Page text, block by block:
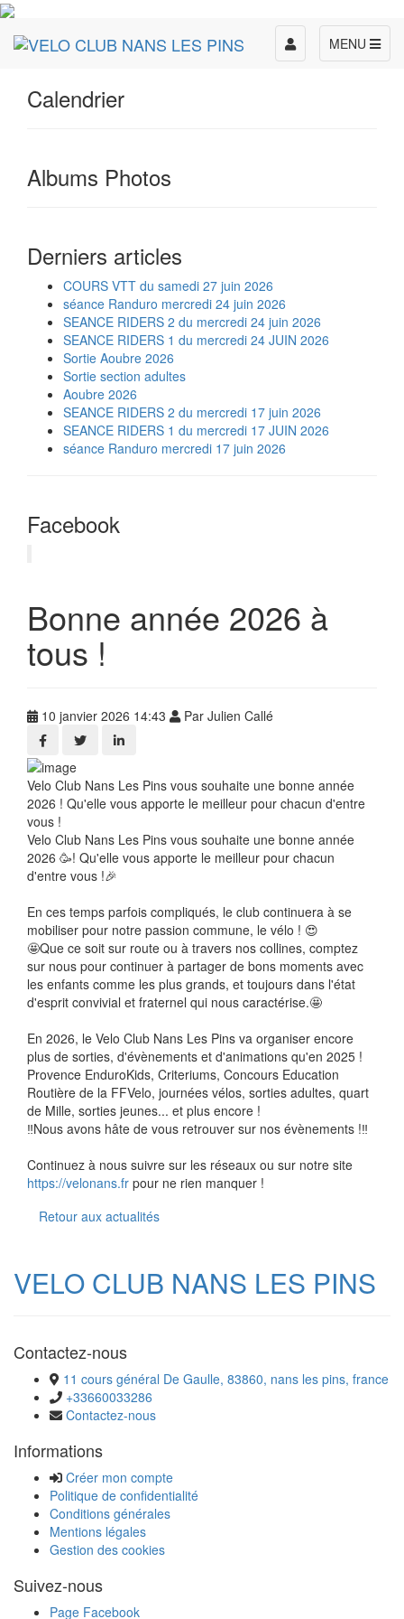
MENU
Toggle
navigation
Calendrier
Albums Photos
Derniers articles
COURS VTT du samedi 27 juin 2026
séance Randuro mercredi 24 juin 2026
SEANCE RIDERS 2 du mercredi 24 juin 2026
SEANCE RIDERS 1 du mercredi 24 JUIN 2026
Sortie Aoubre 2026
Sortie section adultes
Aoubre 2026
SEANCE RIDERS 2 du mercredi 17 juin 2026
SEANCE RIDERS 1 du mercredi 17 JUIN 2026
séance Randuro mercredi 17 juin 2026
Facebook
Bonne année 2026 à
tous !
10 janvier 2026 14:43 Par Julien Callé
Velo Club Nans Les Pins vous souhaite une bonne année
2026 ! Qu'elle vous apporte le meilleur pour chacun d'entre
vous !
Velo Club Nans Les Pins vous souhaite une bonne année
2026 🥳! Qu'elle vous apporte le meilleur pour chacun
d'entre vous !🎉
En ces temps parfois compliqués, le club continuera à se
mobiliser pour notre passion commune, le vélo ! 😍
🤩Que ce soit sur route ou à travers nos collines, comptez
sur nous pour continuer à partager de bons moments avec
les enfants comme les plus grands, et toujours dans l'état
d'esprit convivial et fraternel qui nous caractérise.🤩
En 2026, le Velo Club Nans Les Pins va organiser encore
plus de sorties, d'évènements et d'animations qu'en 2025 !
Provence EnduroKids, Criteriums, Concours Education
Routière de la FFVelo, journées vélos, sorties adultes, quart
de Mille, sorties jeunes... et plus encore !
‼️Nous avons hâte de vous retrouver sur nos évènements !‼️
Continuez à nous suivre sur les réseaux ou sur notre site
https://velonans.fr pour ne rien manquer !
Retour aux actualités
VELO CLUB NANS LES PINS
Contactez-nous
11 cours général De Gaulle, 83860, nans les pins, france
+33660033286
Contactez-nous
Informations
Créer mon compte
Politique de confidentialité
Conditions générales
Mentions légales
Gestion des cookies
Suivez-nous
Page Facebook